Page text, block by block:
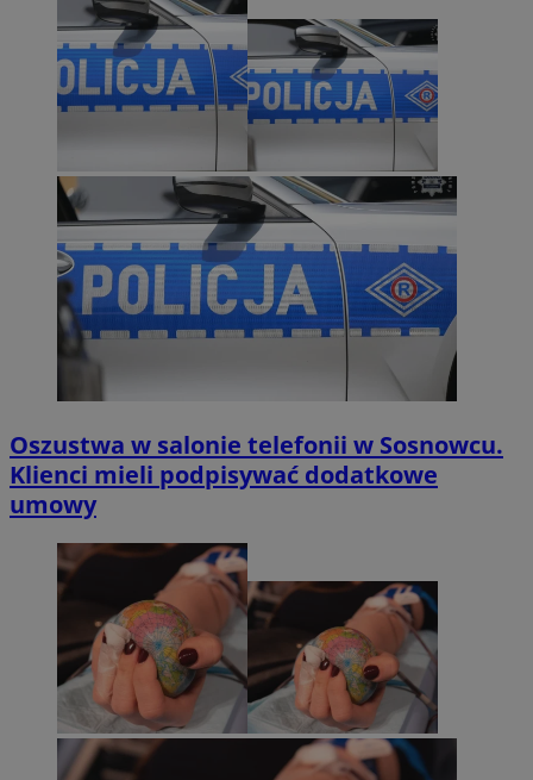
Oszustwa w salonie telefonii w Sosnowcu.
Klienci mieli podpisywać dodatkowe
umowy